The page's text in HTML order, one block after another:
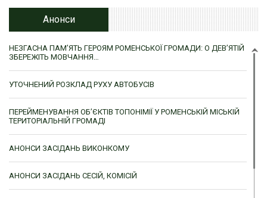
Анонси
НЕЗГАСНА ПАМ’ЯТЬ ГЕРОЯМ РОМЕНСЬКОЇ ГРОМАДИ: О ДЕВ’ЯТІЙ
ЗБЕРЕЖІТЬ МОВЧАННЯ…
УТОЧНЕНИЙ РОЗКЛАД РУХУ АВТОБУСІВ
ПЕРЕЙМЕНУВАННЯ ОБ’ЄКТІВ ТОПОНІМІЇ У РОМЕНСЬКІЙ МІСЬКІЙ
ТЕРИТОРІАЛЬНІЙ ГРОМАДІ
АНОНСИ ЗАСІДАНЬ ВИКОНКОМУ
АНОНСИ ЗАСІДАНЬ СЕСІЙ, КОМІСІЙ